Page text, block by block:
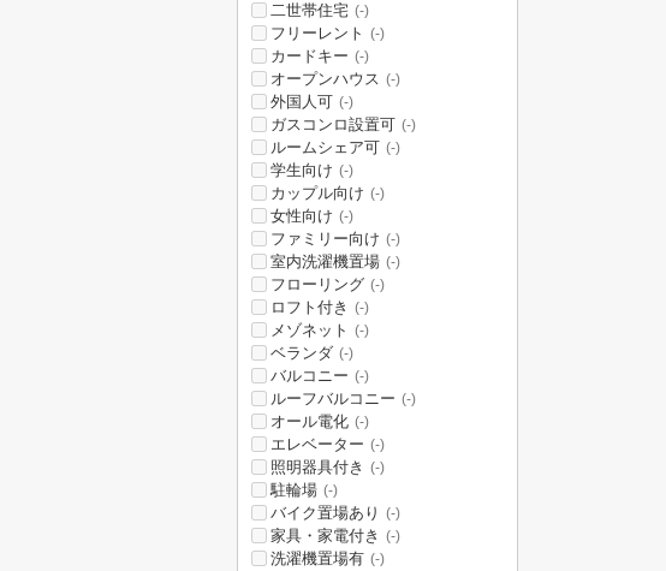
二世帯住宅 (-)
フリーレント (-)
カードキー (-)
オープンハウス (-)
外国人可 (-)
ガスコンロ設置可 (-)
ルームシェア可 (-)
学生向け (-)
カップル向け (-)
女性向け (-)
ファミリー向け (-)
室内洗濯機置場 (-)
フローリング (-)
ロフト付き (-)
メゾネット (-)
ベランダ (-)
バルコニー (-)
ルーフバルコニー (-)
オール電化 (-)
エレベーター (-)
照明器具付き (-)
駐輪場 (-)
バイク置場あり (-)
家具・家電付き (-)
洗濯機置場有 (-)